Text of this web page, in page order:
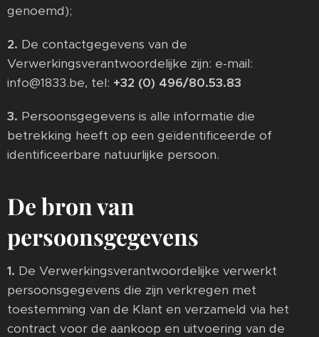
genoemd);
2. De contactgegevens van de
Verwerkingsverantwoordelijke zijn: e-mail:
info@1833.be, tel: +32 (0) 496/80.53.83
3. Persoonsgegevens is alle informatie die
betrekking heeft op een geïdentificeerde of
identificeerbare natuurlijke persoon.
De bron van
persoonsgegevens
1. De Verwerkingsverantwoordelijke verwerkt
persoonsgegevens die zijn verkregen met
toestemming van de Klant en verzameld via het
contract voor de aankoop en uitvoering van de